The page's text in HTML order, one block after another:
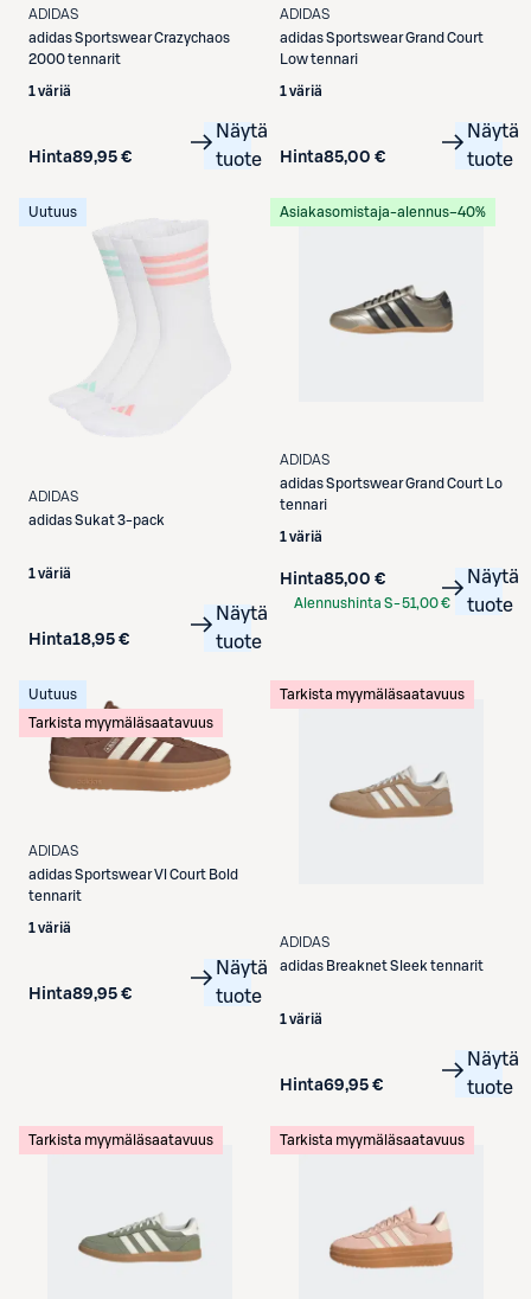
ADIDAS
adidasSportswear Crazychaos
2000 tennarit
1 väriä
Hinta89,95 €
Näytä
tuote
ADIDAS
adidasSportswear Grand Court
Low tennari
1 väriä
Hinta85,00 €
Näytä
tuote
Uutuus
ADIDAS
adidasSukat 3-pack
1 väriä
Hinta18,95 €
Näytä
tuote
Asiakasomistaja-alennus−40%
ADIDAS
adidasSportswear Grand Court Lo
tennari
1 väriä
Hinta85,00 €
Alennushinta S-51,00 €
Näytä
tuote
Uutuus
Tarkista myymäläsaatavuus
ADIDAS
adidasSportswear Vl Court Bold
tennarit
1 väriä
Hinta89,95 €
Näytä
tuote
Tarkista myymäläsaatavuus
ADIDAS
adidas Breaknet Sleek tennarit
1 väriä
Hinta69,95 €
Näytä
tuote
Tarkista myymäläsaatavuus Tarkista myymäläsaatavuus